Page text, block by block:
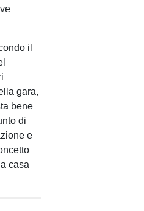
il
gara,
bene
di
e
casa